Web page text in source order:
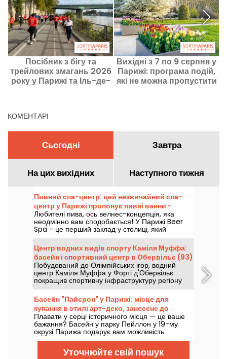
Посібник з бігу та
трейлових змагань 2026
року у Парижі та Іль-де-
Вихідні з 7 по 9 серпня у
Парижі: програма подій,
які не можна пропустити
КОМЕНТАРІ
Сьогодні Завтра
На цих вихідних Наступного тижня
Пивний спа-центр: цей незвичайний спа-
центр у Парижі пропонує пивні ванни -
промокод
Любителі пива, ось велнес-концепція, яка
неодмінно вам сподобається! У Парижі Beer
Spa - це перший заклад у столиці, який
пропонує "пивні ванни". І якщо вам цікаво, так,
ви також можете виголошувати тости під час
сеансу релаксації. Хочете спробувати? У нас є
спеціальний код пропозиції для вас!
Центр водних видів спорту Каміля Муффа:
басейн і спортивний центр в Обервільє (93)
Побудований до Олімпійських ігор, водний
центр Каміля Муффа у Форті д'Обервільє
покращив спортивну інфраструктуру регіону
завдяки басейну олімпійського розміру та
фітнес-зоні.
Басейн "Пайєрон" у Парижі: місце для
купання в стилі арт-деко, занесене до
списку історичних пам'яток
Плавати у серці історичного місця — це ваше
бажання? Басейн у парку Пейллон у 19-му
окрузі Парижа подарує вам можливість
насолодитися атмосферою стилю ар-деко,
який охороняється як пам’ятка.
Уточнюйте свій пошук